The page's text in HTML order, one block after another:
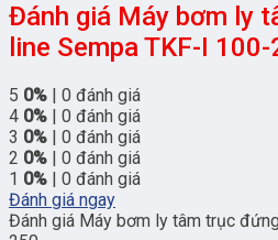
Đánh giá Máy bơm ly
line Sempa TKF-I
5 0% | 0 đánh giá
4 0% | 0 đánh giá
3 0% | 0 đánh giá
2 0% | 0 đánh giá
1 0% | 0 đánh giá
Đánh giá ngay
Đánh giá Máy bơm ly tâm trục